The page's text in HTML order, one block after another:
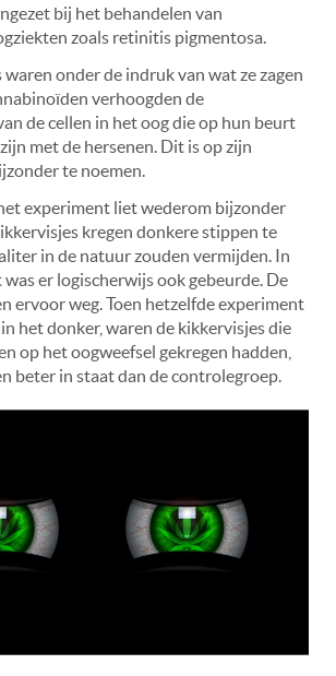
bij het behandelen van
zoals retinitis pigmentosa.
onder de indruk van wat ze zagen
verhoogden de
de cellen in het oog die op hun beurt
met de hersenen. Dit is op zijn
te noemen.
experiment liet wederom bijzonder
kregen donkere stippen te
in de natuur zouden vermijden. In
er logischerwijs ook gebeurde. De
ervoor weg. Toen hetzelfde experiment
het donker, waren de kikkervisjes die
op het oogweefsel gekregen hadden,
beter in staat dan de controlegroep.